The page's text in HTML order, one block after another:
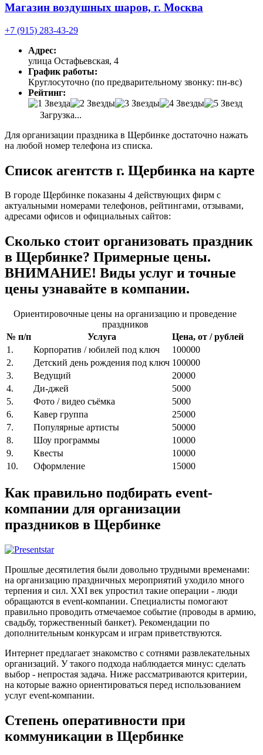
Магазин воздушных шаров, г. Москва
+7 (915) 283-43-29
Адрес:
улица Остафьевская, 4
График работы:
Круглосуточно (по предварительному звонку: пн-вс)
Рейтинг:
Загрузка...
Для организации праздника в Щербинке достаточно нажать
на любой номер телефона из списка.
Список агентств г. Щербинка на карте
В городе Щербинке показаны 4 действующих фирм с
актуальными номерами телефонов, рейтингами, отзывами,
адресами офисов и официальных сайтов:
Сколько стоит организовать праздник
в Щербинке? Примерные цены.
ВНИМАНИЕ! Виды услуг и точные
цены узнавайте в компании.
Ориентировочные цены на организацию и проведение
праздников
№ п/п
Услуга
Цена, от / рублей
1.
Корпоратив / юбилей под ключ
100000
2.
Детский день рождения под ключ 100000
3.
Ведущий
20000
4.
Ди-джей
5000
5.
Фото / видео съёмка
5000
6.
Кавер группа
25000
7.
Популярные артисты
50000
8.
Шоу программы
10000
9.
Квесты
10000
10.
Оформление 15000
Как правильно подбирать event-
компании для организации
праздников в Щербинке
Прошлые десятилетия были довольно трудными временами:
на организацию праздничных мероприятий уходило много
терпения и сил. XXI век упростил такие операции - люди
обращаются в event-компании. Специалисты помогают
правильно проводить отмечаемое событие (проводы в армию,
свадьбу, торжественный банкет). Рекомендации по
дополнительным конкурсам и играм приветствуются.
Интернет предлагает знакомство с сотнями развлекательных
организаций. У такого подхода наблюдается минус: сделать
выбор - непростая задача. Ниже рассматриваются критерии,
на которые важно ориентироваться перед использованием
услуг event-компании.
Степень оперативности при
коммуникации в Щербинке